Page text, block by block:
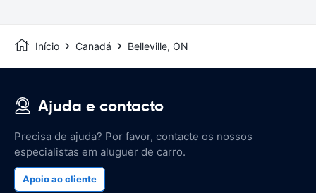
Início Canadá Belleville, ON
Ajuda e contacto
Precisa de ajuda? Por favor, contacte os nossos
especialistas em aluguer de carro.
Apoio ao cliente